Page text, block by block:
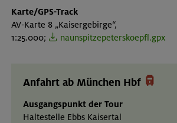
Karte/GPS-Track
AV-Karte 8 „Kaisergebirge“,
1:25.000;
naunspitzepeterskoepfl.gpx
Anfahrt ab München Hbf 
Ausgangspunkt der Tour
Haltestelle Ebbs Kaisertal